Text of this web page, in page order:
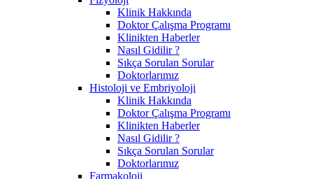
Klinik Hakkında
Doktor Çalışma Programı
Klinikten Haberler
Nasıl Gidilir ?
Sıkça Sorulan Sorular
Doktorlarımız
Histoloji ve Embriyoloji
Klinik Hakkında
Doktor Çalışma Programı
Klinikten Haberler
Nasıl Gidilir ?
Sıkça Sorulan Sorular
Doktorlarımız
Farmakoloji